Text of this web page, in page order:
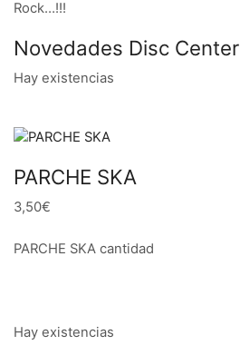
Rock…!!!
Novedades Disc Center
Hay existencias
PARCHE SKA
3,50€
PARCHE SKA cantidad
Hay existencias